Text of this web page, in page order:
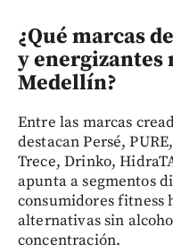
¿Qué marcas
y energizantes
Medellín?
Entre las marcas
destacan Persé,
Trece, Drinko,
apunta a segmentos
consumidores fitness
alternativas sin
concentración.